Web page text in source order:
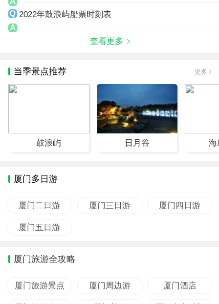
2022年鼓浪屿船票时刻表
查看更多
当季景点推荐 更多
鼓浪屿 日月谷 海
厦门多日游
厦门二日游 厦门三日游 厦门四日游
厦门五日游
厦门旅游全攻略
厦门旅游景点 厦门周边游 厦门酒店